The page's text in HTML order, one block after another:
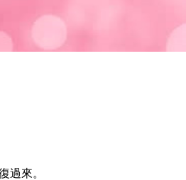
過來。